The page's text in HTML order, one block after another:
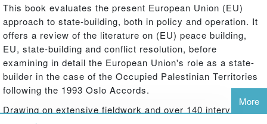
This book evaluates the present European Union (EU)
approach to state-building, both in policy and operation. It
offers a review of the literature on (EU) peace building,
EU, state-building and conflict resolution, before
examining in detail the European Union's role as a state-
builder in the case of the Occupied Palestinian Territories
following the 1993 Oslo Accords.
Drawing on extensive fieldwork and over 140 interviews
More